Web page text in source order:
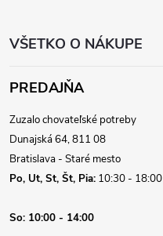
VŠETKO O NÁKUPE
PREDAJŇA
Zuzalo chovateľské potreby
Dunajská 64, 811 08
Bratislava - Staré mesto
Po, Ut, St, Št, Pia: 10:30 - 18:00
So: 10:00 - 14:00